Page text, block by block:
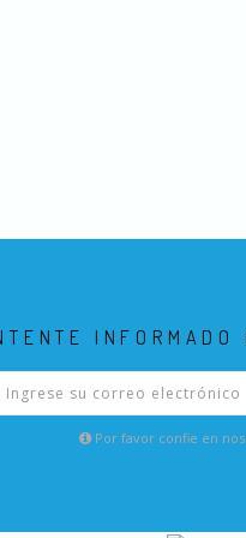
INFORMADO
Por favor confie en